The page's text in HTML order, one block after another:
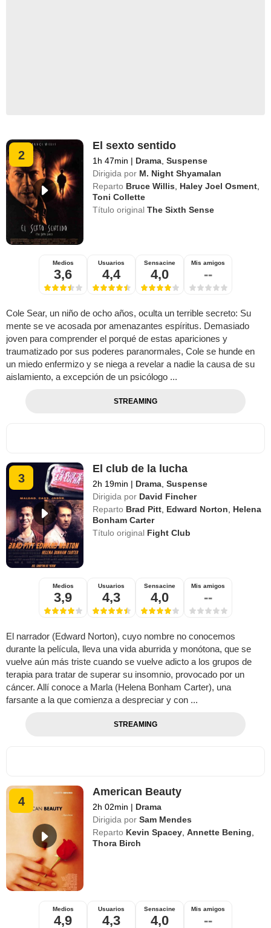
2
El sexto sentido
1h 47min | Drama ,Suspense
Dirigida por M. Night Shyamalan
Reparto Bruce Willis Haley Joel Osment
Toni Collette
Título originalThe Sixth Sense
Medios
3,6
Usuarios
4,4
Sensacine
4,0
Mis amigos
--
Cole Sear, un niño de ocho años, oculta un terrible secreto: Su
mente se ve acosada por amenazantes espíritus. Demasiado
joven para comprender el porqué de estas apariciones y
traumatizado por sus poderes paranormales, Cole se hunde en
un miedo enfermizo y se niega a revelar a nadie la causa de su
aislamiento, a excepción de un psicólogo ...
STREAMING
3
El club de la lucha
2h 19min | Drama ,Suspense
Dirigida por David Fincher
Reparto Brad Pitt Edward Norton
Helena
Bonham Carter
Título original Fight Club
Medios
3,9
Usuarios
4,3
Sensacine
4,0
Mis amigos
--
El narrador (Edward Norton), cuyo nombre no conocemos
durante la película, lleva una vida aburrida y monótona, que se
vuelve aún más triste cuando se vuelve adicto a los grupos de
terapia para tratar de superar su insomnio, provocado por un
cáncer. Allí conoce a Marla (Helena Bonham Carter), una
farsante a la que comienza a despreciar y con ...
STREAMING
4
American Beauty
2h 02min | Drama
Dirigida por Sam Mendes
Reparto Kevin Spacey ,Annette Bening
Thora Birch
Medios
4,9
Usuarios
4,3
Sensacine
4,0
Mis amigos
--